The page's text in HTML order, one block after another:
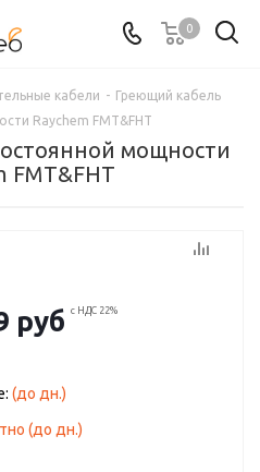
0
кабели - Греющий кабель
Raychem FMT&FHT
мощности
FMT&FHT
руб с НДС 22%
(до дн.)
(до дн.)